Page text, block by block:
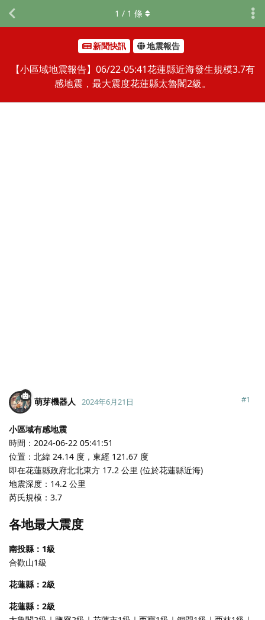
新聞快訊 地震報告
【小區域地震報告】06/22-05:41花蓮縣近海發生規模3.7有
感地震，最大震度花蓮縣太魯閣2級。
1 / 1 條
萌芽機器人 2024年6月21日 #1
小區域有感地震
時間：2024-06-22 05:41:51
位置：北緯 24.14 度，東經 121.67 度
即在花蓮縣政府北北東方 17.2 公里 (位於花蓮縣近海)
地震深度：14.2 公里
芮氏規模：3.7
各地最大震度
南投縣：1級
合歡山1級
花蓮縣：2級
花蓮縣：2級